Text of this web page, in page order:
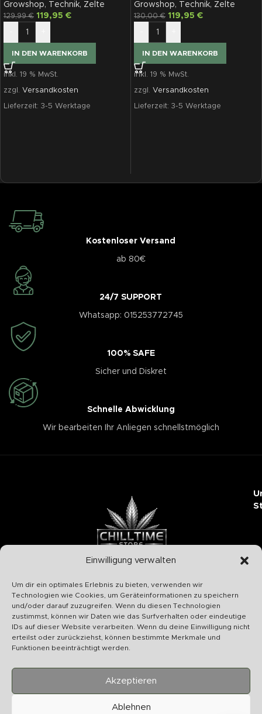
Einwilligung verwalten
Um dir ein optimales Erlebnis zu bieten, verwenden wir
Technologien wie Cookies, um Geräteinformationen zu speichern
und/oder darauf zuzugreifen. Wenn du diesen Technologien
zustimmst, können wir Daten wie das Surfverhalten oder eindeutige
IDs auf dieser Website verarbeiten. Wenn du deine Einwilligung nicht
erteilst oder zurückziehst, können bestimmte Merkmale und
Funktionen beeinträchtigt werden.
Akzeptieren
Ablehnen
Growshop, Technik, Zelte
129,99€ 119,95 €
IN DEN WARENKORB
inkl. 19 % MwSt.
zzgl. Versandkosten
Lieferzeit: 3-5 Werktage
Growshop, Technik, Zelte
130,00€ 119,95 €
IN DEN WARENKORB
inkl. 19 % MwSt.
zzgl. Versandkosten
Lieferzeit: 3-5 Werktage
Kostenloser Versand
ab 80€
24/7 SUPPORT
Whatsapp: 015253772745
100% SAFE
Sicher und Diskret
Schnelle Abwicklung
Wir bearbeiten Ihr Anliegen schnellstmöglich
Chilltime Store
07331 4577974
Info@chilltime.de
Bahnhofstr. 19 73312 Geislingen